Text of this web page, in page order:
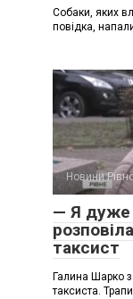
Собаки, яких
повідка,
Новини
— Я дуже
таксист
Галина Шарко
таксиста.